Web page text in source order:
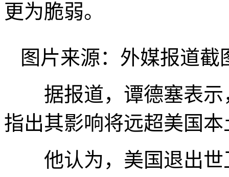
更为脆弱。
图片来源：外媒报道截
据报道，谭德塞表示
指出其影响将远超美国
他认为，美国退出世